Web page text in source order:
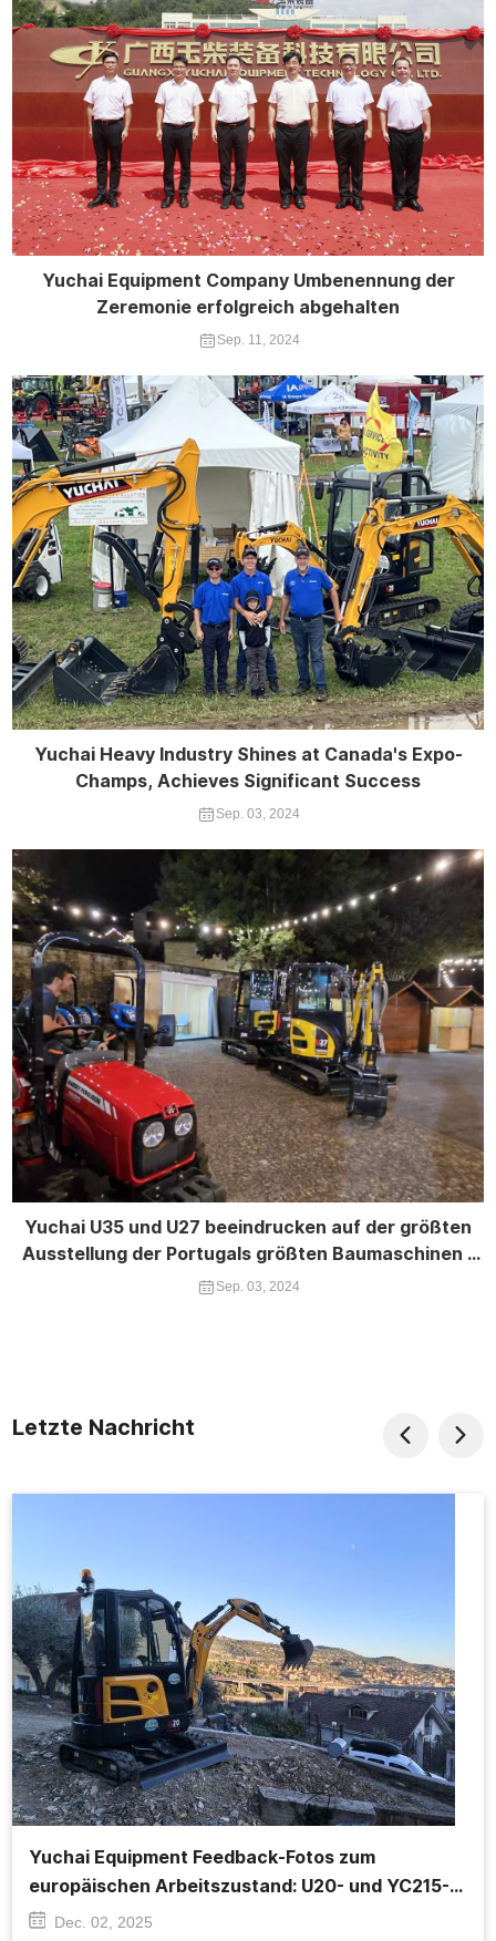
Yuchai Equipment Company Umbenennung der
Zeremonie erfolgreich abgehalten
Sep. 11, 2024
Yuchai Heavy Industry Shines at Canada's Expo-
Champs, Achieves Significant Success
Sep. 03, 2024
Yuchai U35 und U27 beeindrucken auf der größten
Ausstellung der Portugals größten Baumaschinen -
Expo
Sep. 03, 2024
Letzte Nachricht
Yuchai Equipment Feedback-Fotos zum
europäischen Arbeitszustand: U20- und YC215-
Bauszenen
Dec. 02, 2025